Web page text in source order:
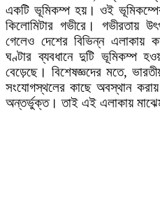
একটি ভূমিকম্প হয়। ওই
কিলোমিটার গভীরে। গভীরতায়
গেলেও দেশের বিভিন্ন
ঘণ্টার ব্যবধানে দুটি ভূমিকম্প
বেড়েছে। বিশেষজ্ঞদের মতে,
সংযোগস্থলের কাছে অবস্থান
অন্তর্ভুক্ত। তাই এই এলাকায়